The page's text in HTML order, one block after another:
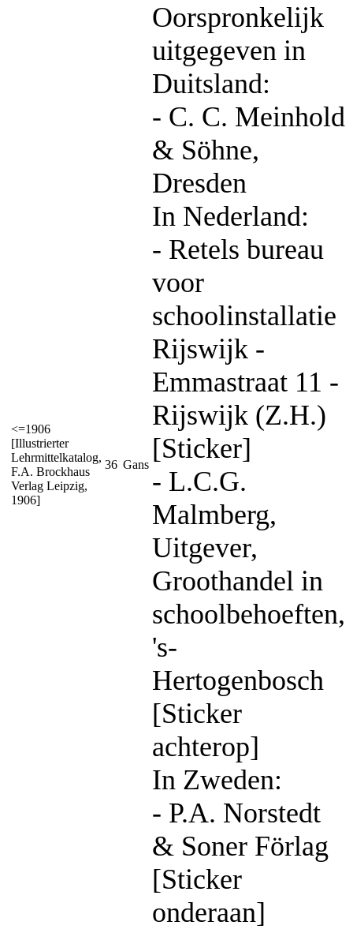
<=1906
[Illustrierter
Lehrmittelkatalog,
F.A. Brockhaus
Verlag Leipzig,
1906]
36 Gans
Oorspronkelijk
uitgegeven in
Duitsland:
- C. C. Meinhold
& Söhne,
Dresden
In Nederland:
- Retels bureau
voor
schoolinstallatie
Rijswijk -
Emmastraat 11 -
Rijswijk (Z.H.)
[Sticker]
- L.C.G.
Malmberg,
Uitgever,
Groothandel in
schoolbehoeften,
's-
Hertogenbosch
[Sticker
achterop]
In Zweden:
- P.A. Norstedt
& Soner Förlag
[Sticker
onderaan]